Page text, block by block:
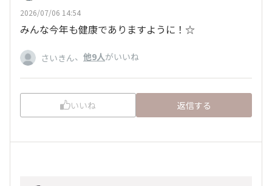
2026/07/06 14:54
みんな今年も健康でありますように！☆
さいきん、 他9人がいいね
いいね 返信する